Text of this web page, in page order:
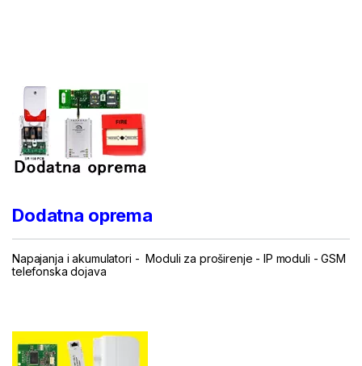
Dodatna oprema
Napajanja i akumulatori - Moduli za proširenje -IP moduli -GSM
telefonska dojava